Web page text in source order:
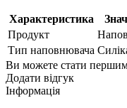
Характеристика
Продукт
Тип наповнювача
Ви можете стати
Додати відгук
Інформація